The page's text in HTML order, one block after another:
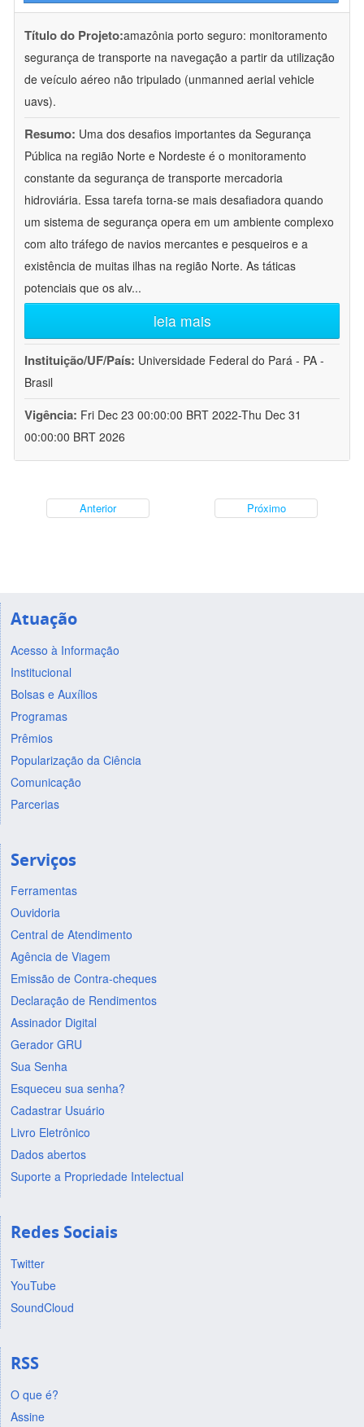
Título do Projeto:amazônia porto seguro: monitoramento
segurança de transporte na navegação a partir da utilização
de veículo aéreo não tripulado (unmanned aerial vehicle
uavs).
Resumo: Uma dos desafios importantes da Segurança
Pública na região Norte e Nordeste é o monitoramento
constante da segurança de transporte mercadoria
hidroviária. Essa tarefa torna-se mais desafiadora quando
um sistema de segurança opera em um ambiente complexo
com alto tráfego de navios mercantes e pesqueiros e a
existência de muitas ilhas na região Norte. As táticas
potenciais que os alv...
leia mais
Instituição/UF/País: Universidade Federal do Pará - PA -
Brasil
Vigência: Fri Dec 23 00:00:00 BRT 2022-Thu Dec 31
00:00:00 BRT 2026
Anterior Próximo
Atuação
Acesso à Informação
Institucional
Bolsas e Auxílios
Programas
Prêmios
Popularização da Ciência
Comunicação
Parcerias
Serviços
Ferramentas
Ouvidoria
Central de Atendimento
Agência de Viagem
Emissão de Contra-cheques
Declaração de Rendimentos
Assinador Digital
Gerador GRU
Sua Senha
Esqueceu sua senha?
Cadastrar Usuário
Livro Eletrônico
Dados abertos
Suporte a Propriedade Intelectual
Redes Sociais
Twitter
YouTube
SoundCloud
RSS
O que é?
Assine